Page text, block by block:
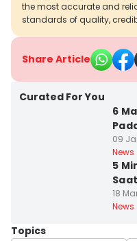
the most accurate and
standards of quality,
Share Article
Curated For You
6
09
News
5
18
News
Topics